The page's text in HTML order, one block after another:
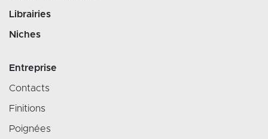
Librairies
Niches
Entreprise
Contacts
Finitions
Poignées